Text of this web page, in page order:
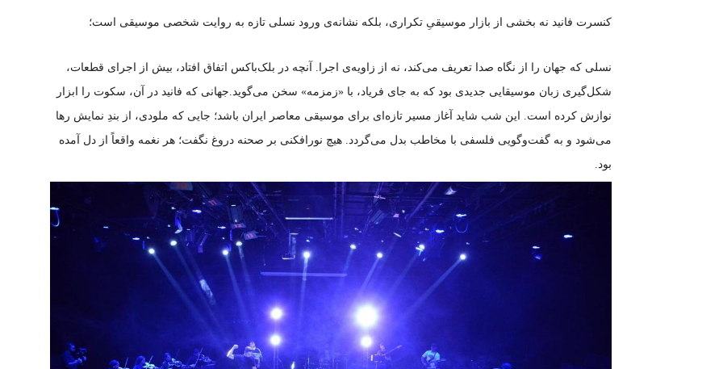
کنسرت فانید نه بخشی از بازار موسیقیِ تکراری، بلکه نشانه‌ی ورود نسلی تازه به روایت شخصی موسیقی است؛
نسلی که جهان را از نگاه صدا تعریف می‌کند، نه از زاویه‌ی اجرا. آنچه در بلک‌باکس اتفاق افتاد، بیش از اجرای قطعات،
شکل‌گیری زبان موسیقایی جدیدی بود که به جای فریاد، با «زمزمه» سخن می‌گوید.جهانی که فانید در آن، سکوت را ابزار
نوازش کرده است. این شب شاید آغاز مسیر تازه‌ای برای موسیقی معاصر ایران باشد؛ جایی که ملودی، از بندِ نمایش رها
می‌شود و به گفت‌وگویی فلسفی با مخاطب بدل می‌گردد. هیچ نورافکنی بر صحنه دروغ نگفت؛ هر نغمه واقعاً از دل آمده
بود.